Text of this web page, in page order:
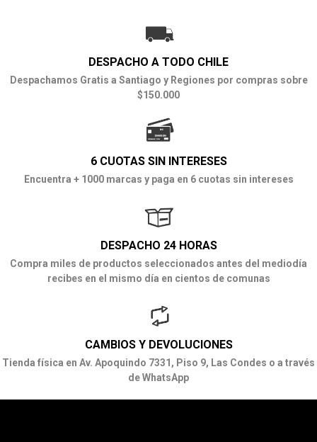
DESPACHO A TODO CHILE
Despachamos Gratis a Santiago y Regiones por compras sobre
$150.000
6 CUOTAS SIN INTERESES
Encuentra + 1000 marcas y paga en 6 cuotas sin intereses
DESPACHO 24 HORAS
Compra miles de productos seleccionados antes del mediodía
recibes en el mismo día en cientos de comunas
CAMBIOS Y DEVOLUCIONES
Tienda física en Av. Apoquindo 7331, Piso 9, Las Condes o a través
de WhatsApp